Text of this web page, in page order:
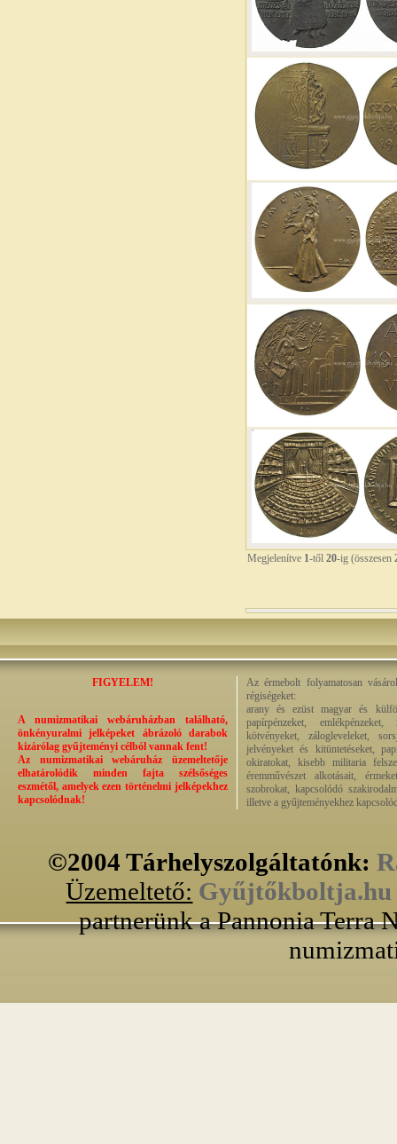
Megjelenítve 1-től 20-ig (összesen
FIGYELEM!
A numizmatikai webáruházban található,
önkényuralmi jelképeket ábrázoló darabok
kizárólag gyűjteményi célból vannak fent!
Az numizmatikai webáruház üzemeltetője
elhatárolódik minden fajta szélsőséges
eszmétől, amelyek ezen történelmi jelképekhez
kapcsolódnak!
Az érmebolt folyamatosan
régiségeket:
arany és ezüst magyar és
papírpénzeket,
kötvényeket, zálogleveleket,
jelvényeket és kitüntetéseket,
okiratokat, kisebb militaria
éremművészet alkotásait,
szobrokat, kapcsolódó
illetve a gyűjteményekhez
©2004 Tárhelyszolgáltatónk:
Üzemeltető: Gyűjtőkboltja.hu
partnerünk a Pannonia Terra